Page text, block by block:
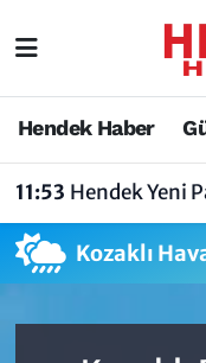
Hendek Haber
11:53 Hendek Yeni
Kozaklı
Hendek Haber
Nöbetçi
Hendek
Hakkında
Sakarya
Sakarya
Tüm